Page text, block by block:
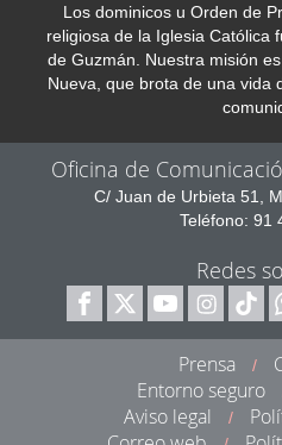
Los dominicos u Orden de
religiosa de la Iglesia Católica
de Guzmán. Nuestra misión
Nueva, que brota de una vida
Oficina de
C/ Juan de Urbieta 51,
Teléfono: 91
Redes
Prensa /
Entorno seguro
Aviso legal
/